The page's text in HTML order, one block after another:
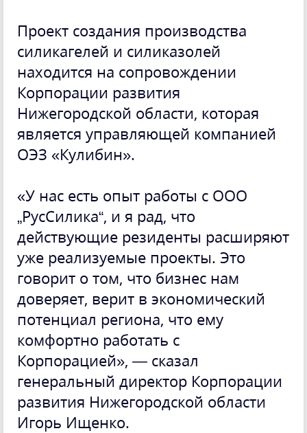
Проект создания производства
силикагелей и силиказолей
находится на сопровождении
Корпорации развития
Нижегородской области, которая
является управляющей компанией
ОЭЗ «Кулибин».
«У нас есть опыт работы с ООО
„РусСилика“, и я рад, что
действующие резиденты расширяют
уже реализуемые проекты. Это
говорит о том, что бизнес нам
доверяет, верит в экономический
потенциал региона, что ему
комфортно работать с
Корпорацией», — сказал
генеральный директор Корпорации
развития Нижегородской области
Игорь Ищенко.